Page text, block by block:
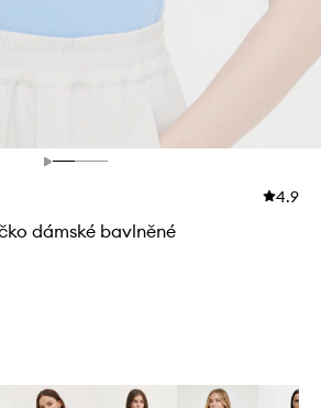
4.9
dámské bavlněné